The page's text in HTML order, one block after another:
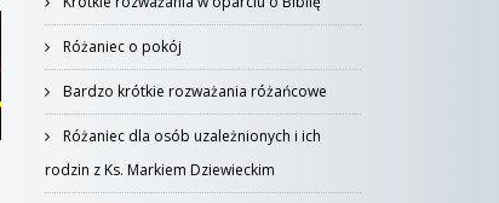
Różaniec o pokój
Bardzo krótkie rozważania różańcowe
Różaniec dla osób uzależnionych i ich
rodzin z Ks. Markiem Dziewieckim